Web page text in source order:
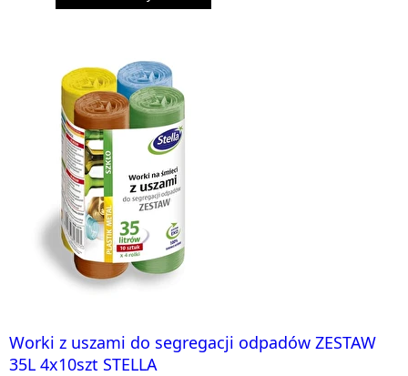
Worki z uszami do segregacji odpadów ZESTAW
35L 4x10szt STELLA